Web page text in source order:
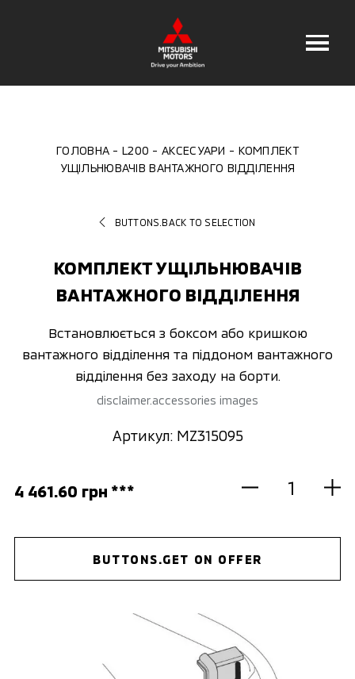
ГОЛОВНА L200 АКСЕСУАРИ
КОМПЛЕКТ
УЩІЛЬНЮВАЧІВ ВАНТАЖНОГО ВІДДІЛЕННЯ
BUTTONS.BACK TO SELECTION
КОМПЛЕКТ УЩІЛЬНЮВАЧІВ
ВАНТАЖНОГО ВІДДІЛЕННЯ
Встановлюється з боксом або кришкою
вантажного відділення та піддоном вантажного
відділення без заходу на борти.
disclaimer.accessories images
Артикул: MZ315095
4 461.60 грн ***
BUTTONS.GET ON OFFER